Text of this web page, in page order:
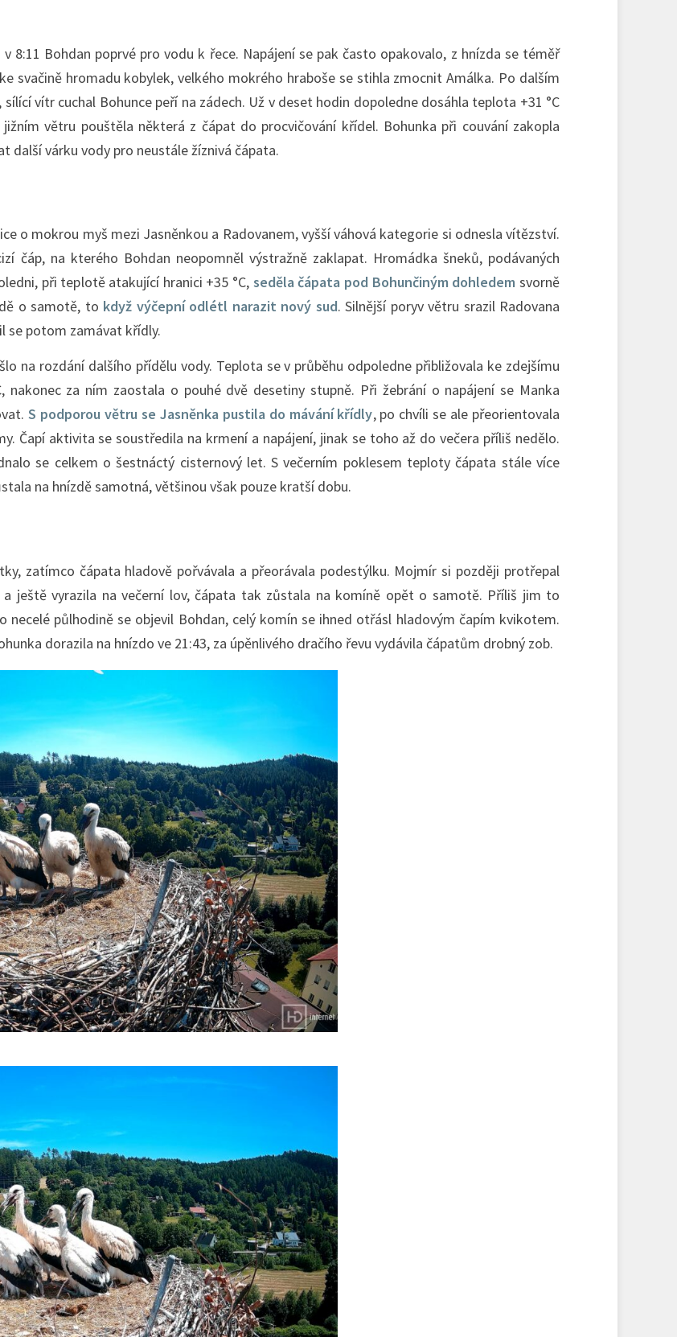
8:11 Bohdan poprvé pro vodu k řece. Napájení se pak často opakovalo, z hnízda se téměř
svačině hromadu kobylek, velkého mokrého hraboše se stihla zmocnit Amálka. Po dalším
vítr cuchal Bohunce peří na zádech. Už v deset hodin dopoledne dosáhla teplota +31 °C
větru pouštěla některá z čápat do procvičování křídel. Bohunka při couvání zakopla
další várku vody pro neustále žíznivá čápata.
o mokrou myš mezi Jasněnkou a Radovanem, vyšší váhová kategorie si odnesla vítězství.
čáp, na kterého Bohdan neopomněl výstražně zaklapat. Hromádka šneků, podávaných
při teplotě atakující hranici +35 °C, seděla čápata pod Bohunčiným dohledem svorně
o samotě, to když výčepní odlétl narazit nový sud. Silnější poryv větru srazil Radovana
se potom zamávat křídly.
na rozdání dalšího přídělu vody. Teplota se v průběhu odpoledne přibližovala ke zdejšímu
nakonec za ním zaostala o pouhé dvě desetiny stupně. Při žebrání o napájení se Manka
S podporou větru se Jasněnka pustila do mávání křídly, po chvíli se ale přeorientovala
Čapí aktivita se soustředila na krmení a napájení, jinak se toho až do večera příliš nedělo.
se celkem o šestnáctý cisternový let. S večerním poklesem teploty čápata stále více
na hnízdě samotná, většinou však pouze kratší dobu.
zatímco čápata hladově pořvávala a přeorávala podestýlku. Mojmír si později protřepal
a ještě vyrazila na večerní lov, čápata tak zůstala na komíně opět o samotě. Příliš jim to
necelé půlhodině se objevil Bohdan, celý komín se ihned otřásl hladovým čapím kvikotem.
dorazila na hnízdo ve 21:43, za úpěnlivého dračího řevu vydávila čápatům drobný zob.